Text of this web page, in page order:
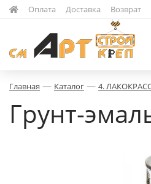
Оплата Доставка Возврат
Главная — Каталог — 4.
Грунт-